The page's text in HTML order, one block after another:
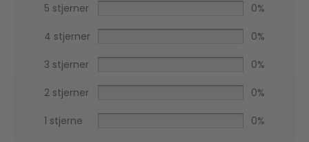
5 stjerner 0%
4 stjerner 0%
3 stjerner 0%
2 stjerner 0%
1 stjerne 0%